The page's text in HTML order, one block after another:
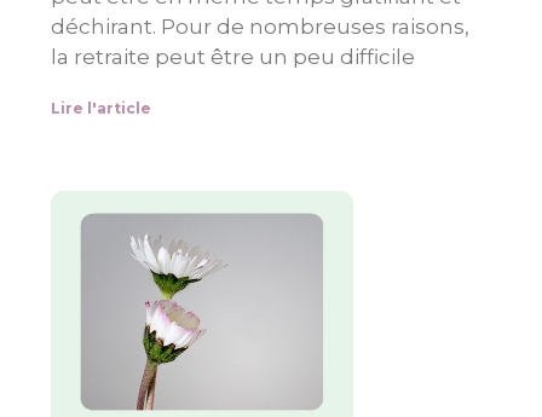
déchirant. Pour de nombreuses raisons,
la retraite peut être un peu difficile
Lire l'article